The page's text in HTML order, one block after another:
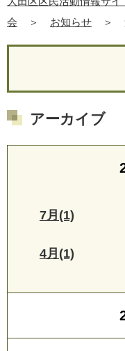
会
＞ お知らせ ＞
アーカイブ
7月(1)
4月(1)